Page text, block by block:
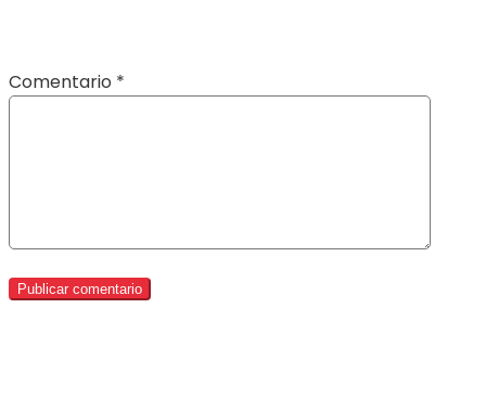
Comentario *